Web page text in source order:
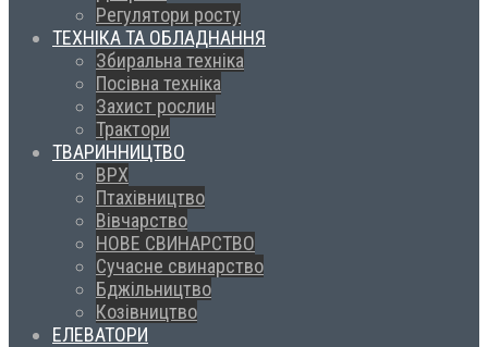
Регулятори росту
ТЕХНІКА ТА ОБЛАДНАННЯ
Збиральна техніка
Посівна техніка
Захист рослин
Трактори
ТВАРИННИЦТВО
ВРХ
Птахівництво
Вівчарство
НОВЕ СВИНАРСТВО
Сучасне свинарство
Бджільництво
Козівництво
ЕЛЕВАТОРИ